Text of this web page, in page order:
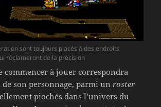
sont toujours placés à des endroits
réclameront de la précision
commencer à jouer correspondra
son personnage, parmi unroster
piochés dans l’univers du